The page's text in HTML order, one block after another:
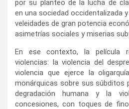
por su planteo de la lucha de
en una sociedad occidentalizada
veleidades de gran potencia
asimetrías sociales y miserias
En ese contexto, la película
violencias: la violencia del
violencia que ejerce la
monárquicas sobre sus súbditos
degradación humana y la
concesiones, con toques de